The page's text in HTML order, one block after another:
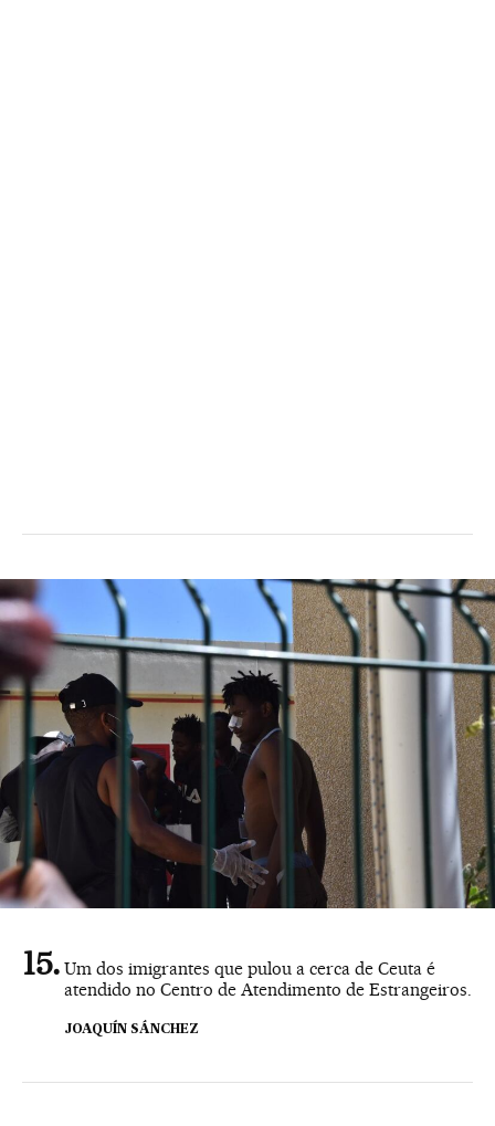
Um dos imigrantes que pulou a cerca de Ceuta é
atendido no Centro de Atendimento de Estrangeiros.
JOAQUÍN SÁNCHEZ